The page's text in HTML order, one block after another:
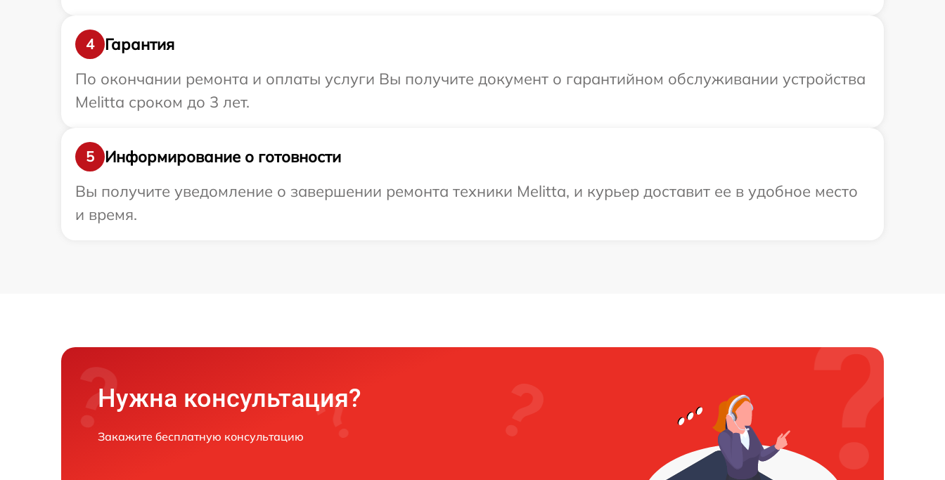
4
Гарантия
По окончании ремонта и оплаты услуги Вы получите документ о гарантийном обслуживании устройства
Melitta сроком до 3 лет.
5
Информирование о готовности
Вы получите уведомление о завершении ремонта техники Melitta, и курьер доставит ее в удобное место
и время.
Нужна консультация?
Закажите бесплатную консультацию